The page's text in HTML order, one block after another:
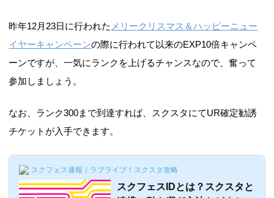
昨年12月23日に行われた メリークリスマス＆ハッピーニュー
イヤーキャンペーンの際に行われて以来のEXP10倍キャンペ
ーンですが、一気にランクを上げるチャンスなので、奮って
参加しましょう。
なお、ランク300まで到達すれば、スクスタにてUR確定勧誘
チケットが入手できます。
スクフェス速報｜ラブライブ！スクスタ攻略
スクフェスIDとは？スクスタと